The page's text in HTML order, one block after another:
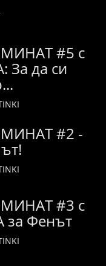
#5 с
За да си
#2 -
#3 с
за Фенът